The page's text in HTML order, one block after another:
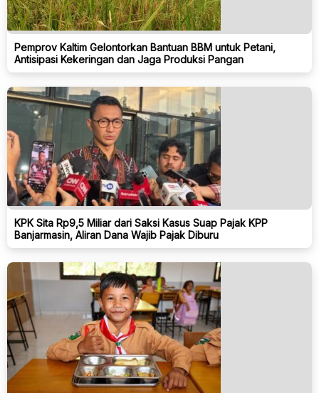
Pemprov Kaltim Gelontorkan Bantuan BBM untuk Petani,
Antisipasi Kekeringan dan Jaga Produksi Pangan
KPK Sita Rp9,5 Miliar dari Saksi Kasus Suap Pajak KPP
Banjarmasin, Aliran Dana Wajib Pajak Diburu